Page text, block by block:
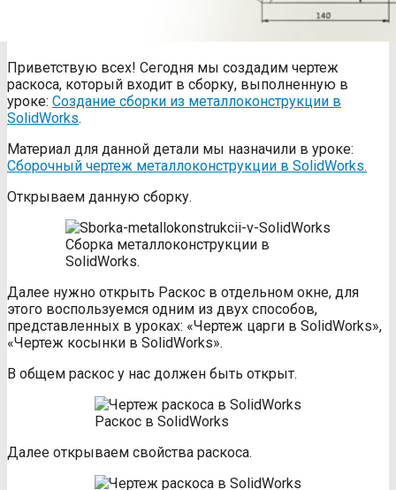
Приветствую всех! Сегодня мы создадим чертеж
раскоса, который входит в сборку, выполненную в
уроке: Создание сборки из металлоконструкции в
SolidWorks.
Материал для данной детали мы назначили в уроке:
Сборочный чертеж металлоконструкции в SolidWorks.
Открываем данную сборку.
Сборка металлоконструкции в
SolidWorks.
Далее нужно открыть Раскос в отдельном окне, для
этого воспользуемся одним из двух способов,
представленных в уроках: «Чертеж царги в SolidWorks»,
«Чертеж косынки в SolidWorks».
В общем раскос у нас должен быть открыт.
Раскос в SolidWorks
Далее открываем свойства раскоса.